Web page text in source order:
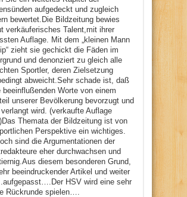
aufgedeckt und zugleich
bewertet.Die Bildzeitung bewies
verkäuferisches Talent,mit ihrer
Auflage. Mit dem „kleinen Mann
zieht sie gechickt die Fäden im
und denonziert zu gleich alle
Sportler, deren Zielsetzung
abweicht.Sehr schade ist, daß
beeinflußenden Worte von einem
unserer Bevölkerung bevorzugt und
wird. (verkaufte Auflage
Themata der Bildzeitung ist von
Perspektive ein wichtiges.
sind die Argumentationen der
eher durchwachsen und
diesem besonderen Grund,
beeindruckender Artikel und weiter
HSV wird eine sehr
Rückrunde spielen….